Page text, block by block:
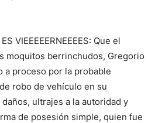
VIEEEEERNEEEES: Que el
moquitos berrinchudos, Gregorio
a proceso por la probable
robo de vehículo en su
ultrajes a la autoridad y
de posesión simple, quien fue